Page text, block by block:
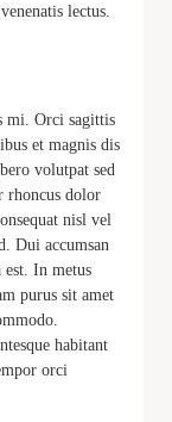
lectus.
mi. Orci sagittis
et magnis dis
volutpat sed
rhoncus dolor
nisl vel
Dui accumsan
In metus
purus sit amet
habitant
orci